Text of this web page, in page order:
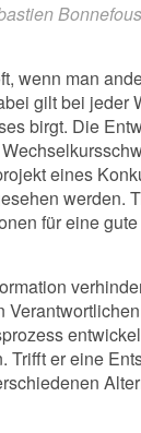
wenn man
gilt bei jeder
birgt. Die
eines
werden.
für eine
Trifft er eine